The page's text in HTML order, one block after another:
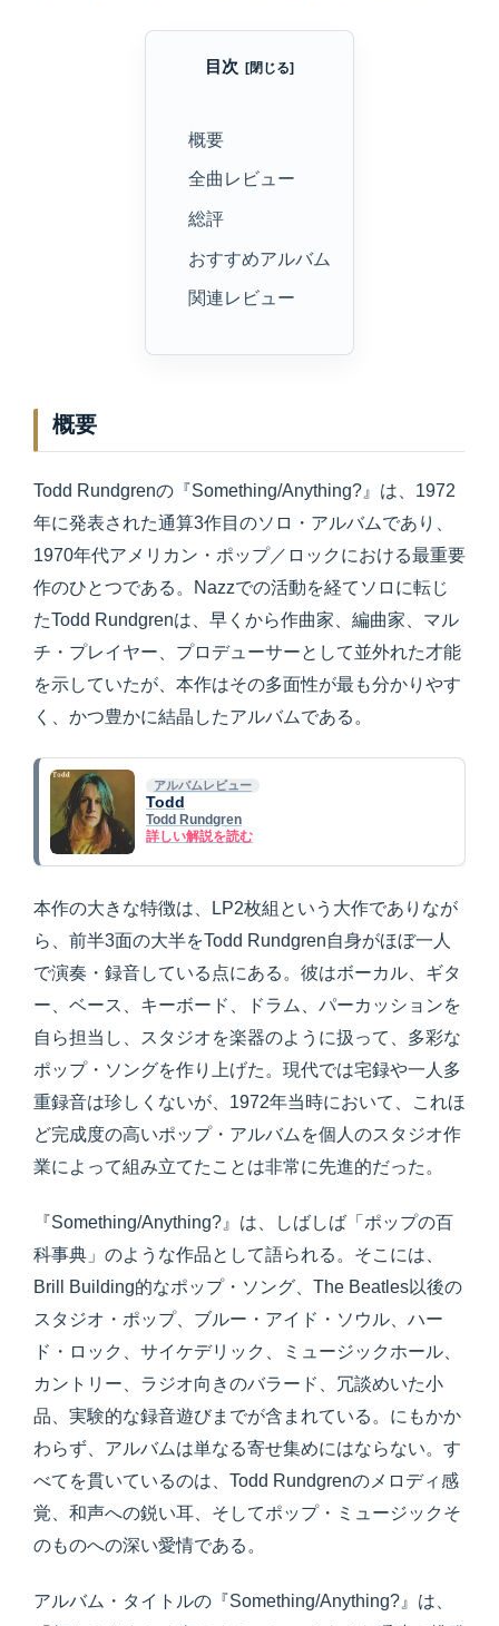
目次
概要
全曲レビュー
総評
おすすめアルバム
関連レビュー
概要
Todd Rundgrenの『Something/Anything?』は、1972
年に発表された通算3作目のソロ・アルバムであり、
1970年代アメリカン・ポップ／ロックにおける最重要
作のひとつである。Nazzでの活動を経てソロに転じ
たTodd Rundgrenは、早くから作曲家、編曲家、マル
チ・プレイヤー、プロデューサーとして並外れた才能
を示していたが、本作はその多面性が最も分かりやす
く、かつ豊かに結晶したアルバムである。
アルバムレビュー
Todd
Todd Rundgren
詳しい解説を読む
本作の大きな特徴は、LP2枚組という大作でありなが
ら、前半3面の大半をTodd Rundgren自身がほぼ一人
で演奏・録音している点にある。彼はボーカル、ギタ
ー、ベース、キーボード、ドラム、パーカッションを
自ら担当し、スタジオを楽器のように扱って、多彩な
ポップ・ソングを作り上げた。現代では宅録や一人多
重録音は珍しくないが、1972年当時において、これほ
ど完成度の高いポップ・アルバムを個人のスタジオ作
業によって組み立てたことは非常に先進的だった。
『Something/Anything?』は、しばしば「ポップの百
科事典」のような作品として語られる。そこには、
Brill Building的なポップ・ソング、The Beatles以後の
スタジオ・ポップ、ブルー・アイド・ソウル、ハー
ド・ロック、サイケデリック、ミュージックホール、
カントリー、ラジオ向きのバラード、冗談めいた小
品、実験的な録音遊びまでが含まれている。にもかか
わらず、アルバムは単なる寄せ集めにはならない。す
べてを貫いているのは、Todd Rundgrenのメロディ感
覚、和声への鋭い耳、そしてポップ・ミュージックそ
のものへの深い愛情である。
アルバム・タイトルの『Something/Anything?』は、